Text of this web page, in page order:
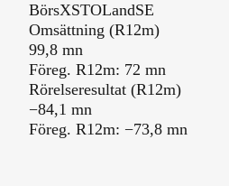
BörsXSTOLandSE
Översikt
Omsättning (R12m)
99,8 mn
Föreg. R12m: 72 mn
Rörelseresultat (R12m)
−84,1 mn
Föreg. R12m: −73,8 mn